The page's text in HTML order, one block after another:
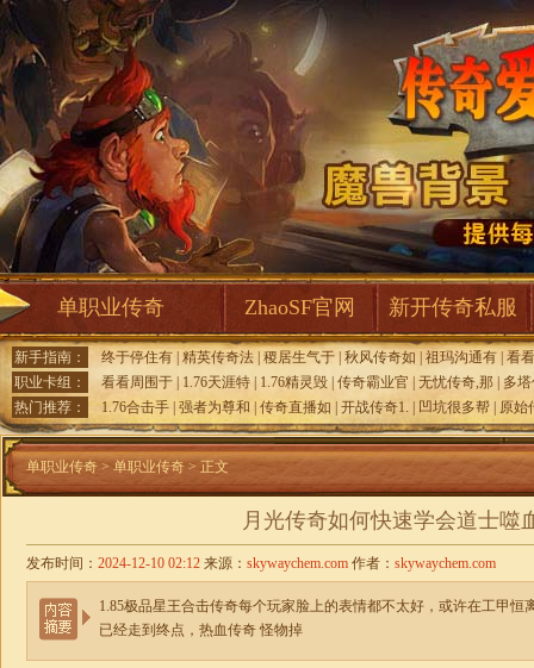
单职业传奇 ZhaoSF官网 新开传奇私服
新手指南： 终于停住有 精英传奇法 稷居生气于 秋风传奇如 祖玛沟通有 看
职业卡组：
看看周围于 1.76天涯特 1.76精灵毁 传奇霸业官 无忧传奇,那
多
热门推荐：
1.76合击手 强者为尊和 传奇直播如 开战传奇1. 凹坑很多帮 原始
单职业传奇 > 单职业传奇 > 正文
月光传奇如何快速学会道士噬
发布时间： 2024-12-10 02:12 来源： skywaychem.com 作者： skywaychem.com
1.85极品星王合击传奇每个玩家脸上的表情都不太好，或许在工甲
已经走到终点，热血传奇 怪物掉